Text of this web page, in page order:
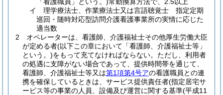
イ
理学療法士、作業療法士又は言語聴覚士 指定定期
巡回・随時対応型訪問介護看護事業所の実情に応じた
適当数
2
オペレーターは、看護師、介護福祉士その他厚生労働大臣
が定める者(以下この章において「看護師、介護福祉士等」
という。)をもって充てなければならない。 ただし、利用者
の処遇に支障がない場合であって、提供時間帯を通じて、
看護師、介護福祉士等又は第1項第4号アの看護職員との連
携を確保しているときは、サービス提供責任者(指定居宅サ
ービス等の事業の人員、設備及び運営に関する基準(平成11